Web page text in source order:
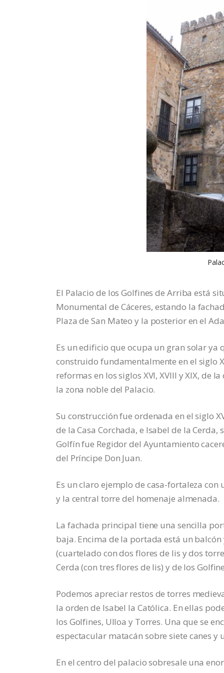
El Palacio de los Golfines de Arriba está
Monumental de Cáceres, estando la
Plaza de San Mateo y la posterior en el
Es un edificio que ocupa un gran solar ya
construido fundamentalmente en el siglo
reformas en los siglos XVI, XVIII y XIX, de
la zona noble del Palacio.
Su construcción fue ordenada en el siglo
de la Casa Corchada, e Isabel de la
Golfín fue Regidor del Ayuntamiento
del Príncipe Don Juan.
Es un claro ejemplo de casa-fortaleza
y la central torre del homenaje almenada.
La fachada principal tiene una sencilla
baja. Encima de la portada está un
(cuartelado con dos flores de lis y dos
Cerda (con tres flores de lis) y de los
Podemos apreciar restos de torres
la orden de Isabel la Católica. En ellas
los Golfines, Ulloa y Torres. Una que se
espectacular matacán sobre siete canes
En el centro del palacio sobresale una